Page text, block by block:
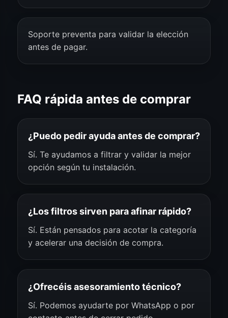
Soporte preventa para validar la elección
antes de pagar.
FAQ rápida antes de comprar
¿Puedo pedir ayuda antes de comprar?
Sí. Te ayudamos a filtrar y validar la mejor
opción según tu instalación.
¿Los filtros sirven para afinar rápido?
Sí. Están pensados para acotar la categoría
y acelerar una decisión de compra.
¿Ofrecéis asesoramiento técnico?
Sí. Podemos ayudarte por WhatsApp o por